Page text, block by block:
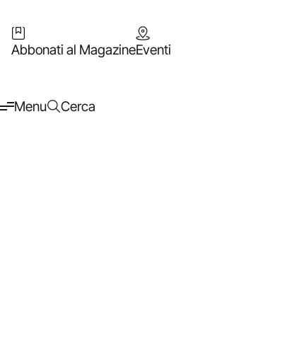
Abbonati al MagazineEventi
Menu Cerca